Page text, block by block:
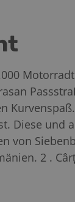
Diese und
von
2 .